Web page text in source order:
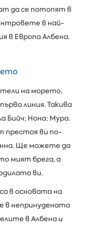
да се потопят в
в най-
в Европа Албена.
на морето,
линия. Такива
Бийч; Нона; Мура.
престоя ви по-
Ще можете да
мият брега, а
ви.
в основата на
в непринудената
в Албена и